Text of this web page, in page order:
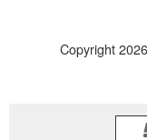
Copyright